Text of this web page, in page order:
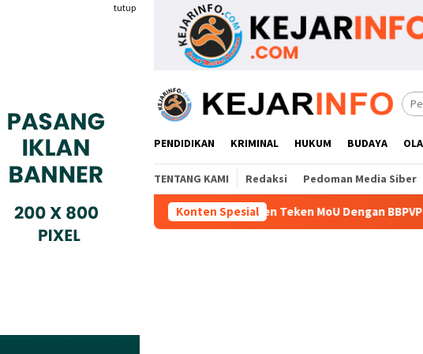
tutup
PENDIDIKAN KRIMINAL HUKUM BUDAYA
TENTANG KAMI Redaksi Pedoman Media Siber
Konten Spesial
Indonesia Kompeten Teken MoU Dengan BBPVP Serang